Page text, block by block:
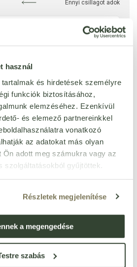
használ
és hirdetések személyre
funkciók biztosításához,
elemzéséhez. Ezenkívül
és elemező partnereinkkel
vonatkozó
az adatokat más olyan
Ön adott meg számukra vagy az
szolgáltatásokból gyűjtöttek.
Részletek megjelenítése
a megengedése
szabás
Ennyi csillagot adok
terméket, 1-5 -ös skálán, ahol 5 a